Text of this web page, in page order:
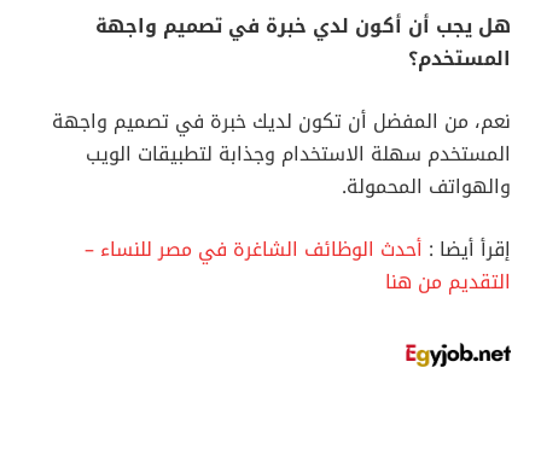
هل يجب أن أكون لدي خبرة في تصميم واجهة
المستخدم؟
نعم، من المفضل أن تكون لديك خبرة في تصميم واجهة
المستخدم سهلة الاستخدام وجذابة لتطبيقات الويب
والهواتف المحمولة.
إقرأ أيضا : أحدث الوظائف الشاغرة في مصر للنساء –
التقديم من هنا